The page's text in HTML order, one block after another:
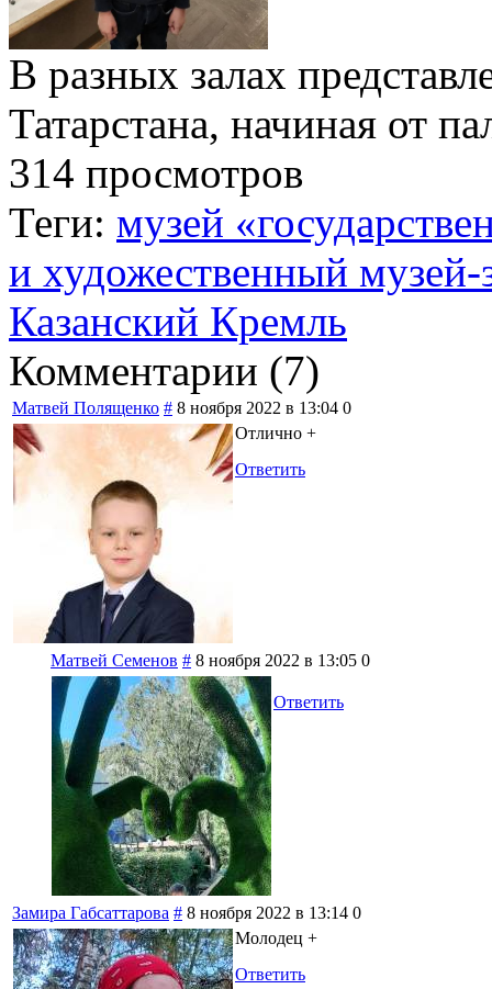
В разных залах
Татарстана, начиная от
314 просмотров
Теги: музей
и художественный музей-
Казанский Кремль
Комментарии (7)
Матвей Полященко # 8 ноября 2022 в 13:04 0
Отлично +
Ответить
Матвей Семенов # 8 ноября 2022 в 13:05 0
Ответить
Замира Габсаттарова # 8 ноября 2022 в 13:14 0
Молодец +
Ответить